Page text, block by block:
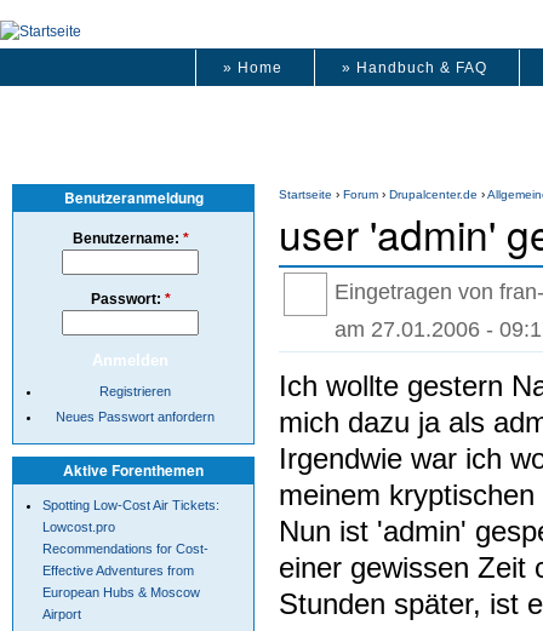
» Home » Handbuch & FAQ
Startseite › Forum › Drupalcenter.de ›
user 'admin'
Eingetragen von
am 27.01.2006 -
Ich wollte gestern
mich dazu ja als
Irgendwie war ich
meinem
Nun ist 'admin'
einer gewissen Zeit
Stunden später, ist
Benutzeranmeldung
Benutzername: *
Passwort: *
Registrieren
Neues Passwort anfordern
Aktive Forenthemen
Spotting Low-Cost Air Tickets:
Lowcost.pro
Recommendations for Cost-
Effective Adventures from
European Hubs & Moscow
Airport